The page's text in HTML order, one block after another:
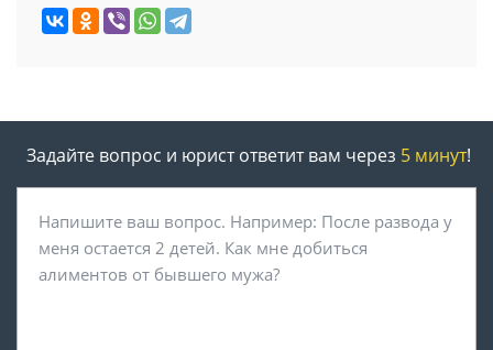
Задайте вопрос и юрист ответит вам через 5 минут!